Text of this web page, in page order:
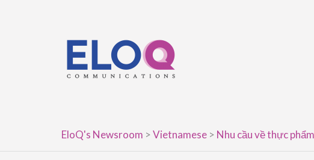
EloQ's Newsroom >Vietnamese > Nhu cầu về thực